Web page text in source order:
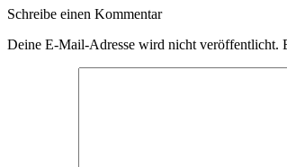
einen
Link
E-
in
neuem
geöffnet)
zu
teilen
in
Fenster
zu
teilen
in
Fenster
in
Fenster
in
Fenster
Schreibe einen Kommentar
Deine E-Mail-Adresse wird nicht veröffentlicht.